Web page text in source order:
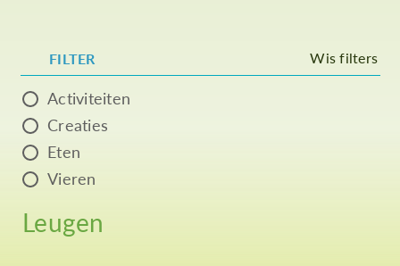
FILTER Wis filters
Activiteiten
Creaties
Eten
Vieren
Leugen